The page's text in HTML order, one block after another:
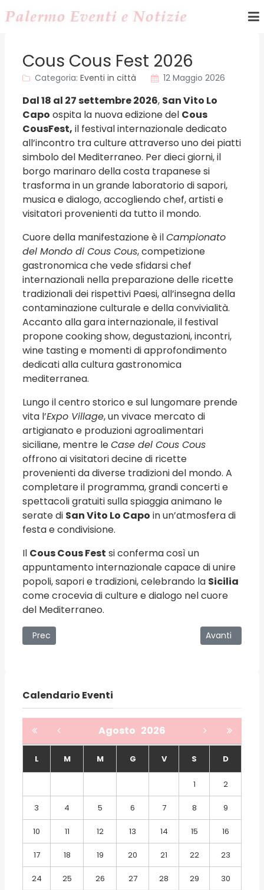
Cous Cous Fest 2026
Categoria: Eventi in città 12 Maggio 2026
Dal 18 al 27 settembre 2026, San Vito Lo
Capo ospita la nuova edizione del Cous
CousFest, il festival internazionale dedicato
all’incontro tra culture attraverso uno dei piatti
simbolo del Mediterraneo. Per dieci giorni, il
borgo marinaro della costa trapanese si
trasforma in un grande laboratorio di sapori,
musica e dialogo, accogliendo chef, artisti e
visitatori provenienti da tutto il mondo.
Cuore della manifestazione è ilCampionato
del Mondo di Cous Cous, competizione
gastronomica che vede sfidarsi chef
internazionali nella preparazione delle ricette
tradizionali dei rispettivi Paesi, all’insegna della
contaminazione culturale e della convivialità.
Accanto alla gara internazionale, il festival
propone cooking show, degustazioni, incontri,
wine tasting e momenti di approfondimento
dedicati alla cultura gastronomica
mediterranea.
Lungo il centro storico e sul lungomare prende
vita l’Expo Village, un vivace mercato di
artigianato e produzioni agroalimentari
siciliane, mentre leCase del Cous Cous
offrono ai visitatori decine di ricette
provenienti da diverse tradizioni del mondo. A
completare il programma, grandi concerti e
spettacoli gratuiti sulla spiaggia animano le
serate di San Vito Lo Capo in un’atmosfera di
festa e condivisione.
Il Cous Cous Fest si conferma così un
appuntamento internazionale capace di unire
popoli, sapori e tradizioni, celebrando la Sicilia
come crocevia di culture e dialogo nel cuore
del Mediterraneo.
Articolo precedente: PROMOTIONAL AND SPORT EVENT
Prec Articolo
Avanti
Calendario Eventi
Agosto 2026
L M M G V S D
1 2
3 4 5 6 7 8 9
10 11 12 13 14 15 16
17 18 19 20 21 22 23
24 25 26 27 28 29 30